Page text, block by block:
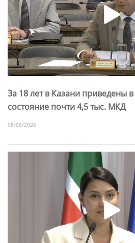
За 18 лет в Казани приведены
состояние почти 4,5 тыс. МКД
08/06/2026